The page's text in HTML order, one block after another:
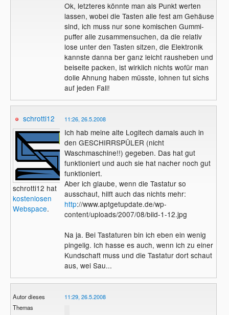
Ok, letzteres könnte man als Punkt werten
lassen, wobei die Tasten alle fest am Gehäuse
sind, ich muss nur sone komischen Gummi-
puffer alle zusammensuchen, da die relativ
lose unter den Tasten sitzen, die Elektronik
kannste danna ber ganz leicht rausheben und
beiseite packen, ist wirklich nichts wofür man
dolle Ahnung haben müsste, lohnen tut sichs
auf jeden Fall!
schrotti12
schrotti12 hat
kostenlosen
Webspace.
11:26, 26.5.2008
Ich hab meine alte Logitech damals auch in
den GESCHIRRSPÜLER (nicht
Waschmaschine!!) gegeben. Das hat gut
funktioniert und auch sie hat nacher noch gut
funktioniert.
Aber ich glaube, wenn die Tastatur so
ausschaut, hilft auch das nichts mehr:
http://www.aptgetupdate.de/wp-
content/uploads/2007/08/bild-1-12.jpg
Na ja. Bei Tastaturen bin ich eben ein wenig
pingelig. Ich hasse es auch, wenn ich zu einer
Kundschaft muss und die Tastatur dort schaut
aus, wei Sau...
Autor dieses
Themas
11:29, 26.5.2008